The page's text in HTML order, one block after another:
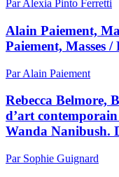
Par Alexia Pinto Ferretti
Alain Paiement,
Paiement, Masses
Par Alain Paiement
Rebecca Belmore,
d’art
Wanda Nanibush.
Par Sophie Guignard